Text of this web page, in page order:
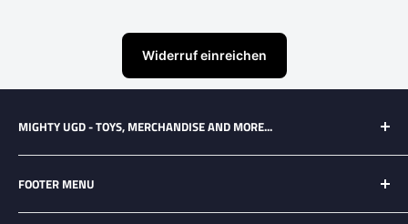
Widerruf einreichen
MIGHTY UGD - TOYS, MERCHANDISE AND MORE...
Ausgewähltes Merchandise und tolle Sammlerobjekte für
Geeks and Nerds aus vielen unterschiedlichen Universen und
Fandoms!
FOOTER MENU
Search